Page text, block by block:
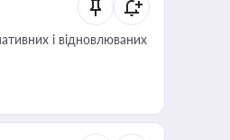
і відновлюваних